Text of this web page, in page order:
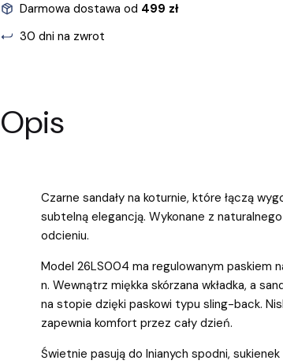
Darmowa dostawa od 499 zł
30 dni na zwrot
Opis
Czarne sandały na koturnie, które łączą
subtelną elegancją. Wykonane z
odcieniu.
Model 26LS004 ma regulowanym paskiem
n. Wewnątrz miękka skórzana wkładka, a
na stopie dzięki paskowi typu sling-back.
zapewnia komfort przez cały dzień.
Świetnie pasują do lnianych spodni,